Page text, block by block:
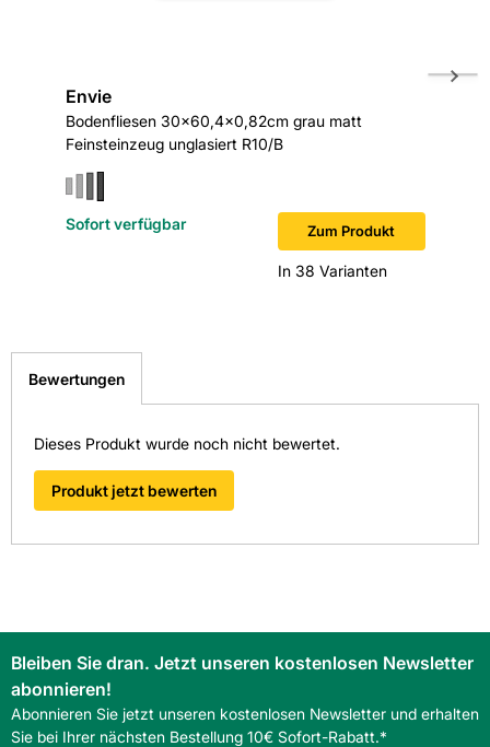
Stärke: 8,2
Trittsicherheit: R10/B
Verwendung Boden: Ja
Überzeugen Sie sich von unseren Qualitätsfliesen direkt vor
Ort. Finden Sie hier Ihre nächste Kemmler
Fliesenausstellung.
> Zu unseren Niederlassungen
Envie
Bodenfliesen 30x60,4x0,82cm grau matt
Feinsteinzeug unglasiert R10/B
Zum Produkt
In 38 Varianten
Sofort verfügbar
Bewertungen
Dieses Produkt wurde noch nicht bewertet.
Produkt jetzt bewerten
Bleiben Sie dran. Jetzt unseren kostenlosen Newsletter
abonnieren!
Abonnieren Sie jetzt unseren kostenlosen Newsletter und erhalten
Sie bei Ihrer nächsten Bestellung 10€ Sofort-Rabatt.*